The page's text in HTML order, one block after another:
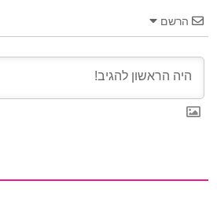
הרשם